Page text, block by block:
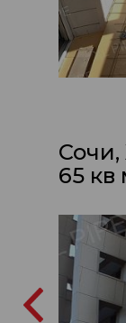
Сочи,
65 кв